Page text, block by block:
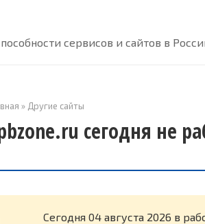
сервисов и сайтов в
» Другие сайты
сегодня не
Cегодня 04 августа 2026 в